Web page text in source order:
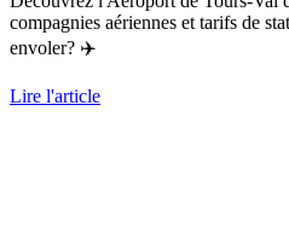
compagnies aériennes et tarifs de
envoler? ✈️
Lire l'article